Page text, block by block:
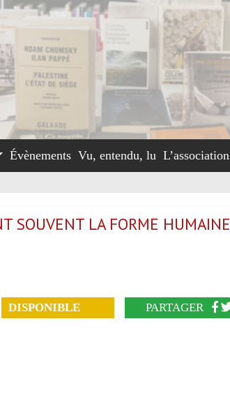
Évènements Vu, entendu, lu L’association
SOUVENT LA FORME HUMAINE
DISPONIBLE PARTAGER